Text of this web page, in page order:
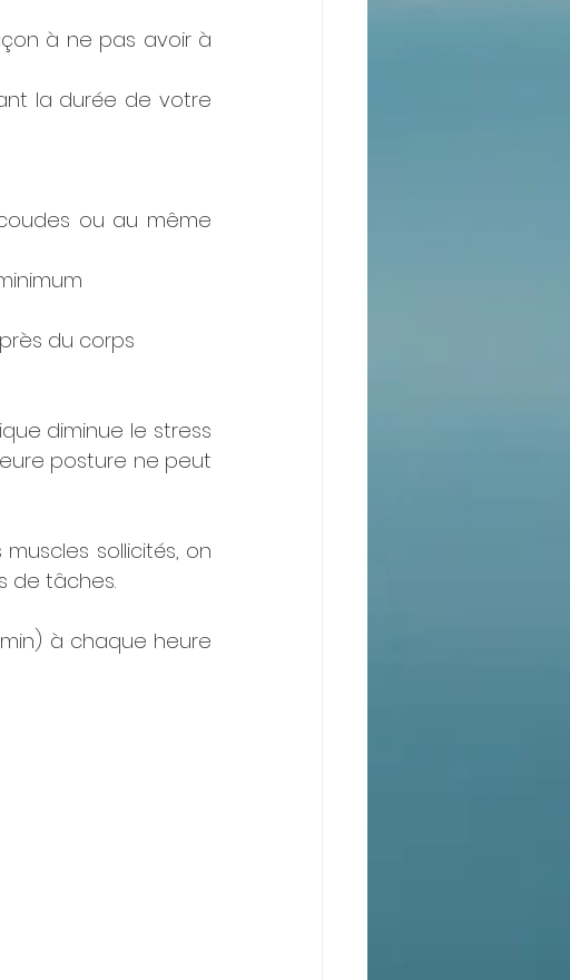
à ne pas avoir à
la durée de votre
ou au même
du corps
diminue le stress
posture ne peut
sollicités, on
de tâches.
à chaque heure